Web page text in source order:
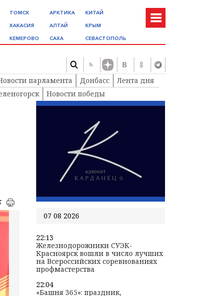
ТОМСК
ХАКАСИЯ
КЕМЕРОВО
АРКТИКА
АЛТАЙ
САХА
КИТАЙ
КРЫМ
СЕВАСТОПОЛЬ
парламента Донбасс
Лента дня
Новости победы
07 08 2026
22:13
Железнодорожники СУЭК-
Красноярск вошли в число лучших
на Всероссийских соревнованиях
профмастерства
22:04
«Башня 365»: праздник,